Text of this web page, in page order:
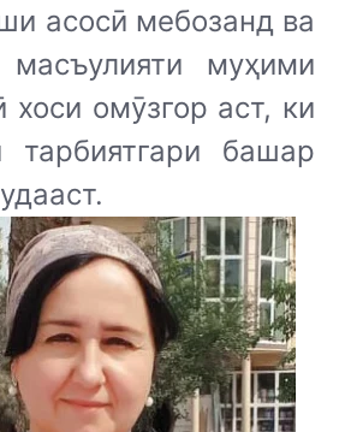
асосӣ мебозанд ва
муҳими
хоси омӯзгор аст, ки
тарбиятгари башар